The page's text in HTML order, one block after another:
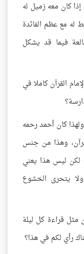
كان معه زميل له
له مع عظم الفائدة
فيما قد يشكل
القرآن كاملا في
كان أحمد رحمه
وهذا من جنس
لكن ليس هذا يعني
يتحرى الخشوع
قراءة كل ليلة
رأي لكم في هذا؟